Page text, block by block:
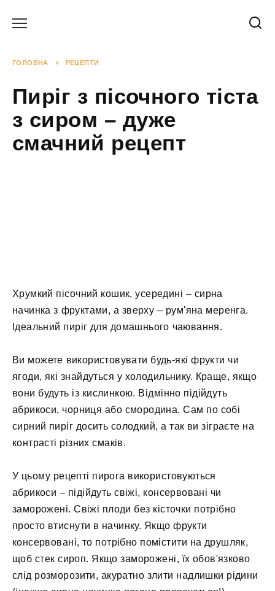
ГОЛОВНА » РЕЦЕПТИ
Пиріг з пісочного тіста
з сиром – дуже
смачний рецепт
Хрумкий пісочний кошик, усередині – сирна
начинка з фруктами, а зверху – рум'яна меренга.
Ідеальний пиріг для домашнього чаювання.
Ви можете використовувати будь-які фрукти чи
ягоди, які знайдуться у холодильнику. Краще, якщо
вони будуть із кислинкою. Відмінно підійдуть
абрикоси, чорниця або смородина. Сам по собі
сирний пиріг досить солодкий, а так ви зіграєте на
контрасті різних смаків.
У цьому рецепті пирога використовуються
абрикоси – підійдуть свіжі, консервовані чи
заморожені. Свіжі плоди без кісточки потрібно
просто втиснути в начинку. Якщо фрукти
консервовані, то потрібно помістити на друшляк,
щоб стек сироп. Якщо заморожені, їх обов'язково
слід розморозити, акуратно злити надлишки рідини